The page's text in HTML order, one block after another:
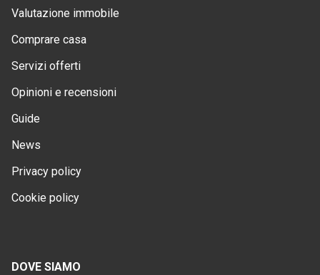
Valutazione immobile
Comprare casa
Servizi offerti
Opinioni e recensioni
Guide
News
Privacy policy
Cookie policy
DOVE SIAMO